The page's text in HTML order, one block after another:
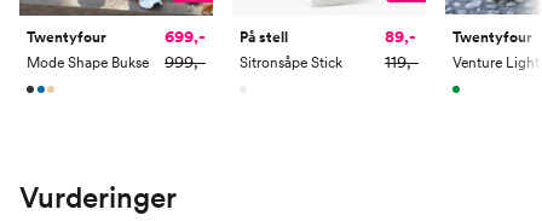
Twentyfour
Mode Shape Bukse
699,-
999,-
På stell
Sitronsåpe Stick
89,-
119,-
Twentyfour
Vurderinger